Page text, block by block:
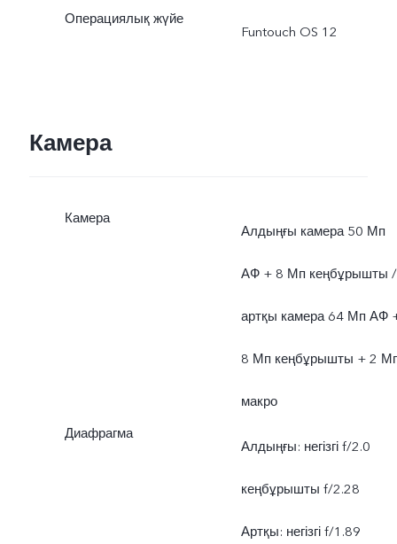
қоршаған орта
Операциялық жүйе
Funtouch OS 12
Камера
Камера
Алдыңғы камера 50 Мп
АФ + 8 Мп кеңбұрышты /
артқы камера 64 Мп АФ
8 Мп кеңбұрышты + 2
макро
Диафрагма
Алдыңғы: негізгі f/2.0
кеңбұрышты f/2.28
Артқы: негізгі f/1.89